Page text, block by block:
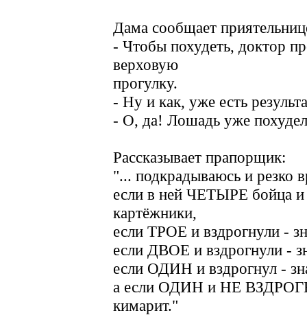
Дама сообщает
- Чтобы похудеть, доктор
верховую
прогулку.
- Hу и как, уже есть
- О, да! Лошадь уже
Рассказывает прапорщик:
"... подкрадываюсь и резко
если в ней ЧЕТЫРЕ бойца и
картёжники,
если ТРОЕ и вздрогнули -
если ДВОЕ и вздрогнули -
если ОДИH и вздрогнул -
а если ОДИH и HЕ
кимарит."